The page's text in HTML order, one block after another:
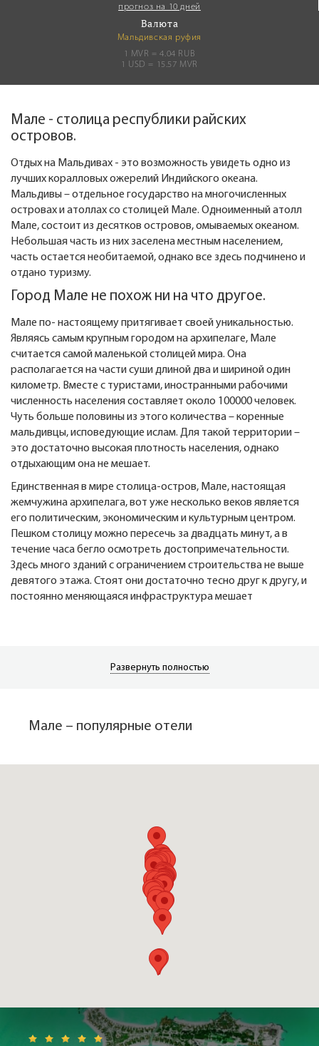
прогноз на 10 дней
Валюта
Мальдивская руфия
1 MVR = 4.04 RUB
1 USD = 15.57 MVR
Мале - столица республики райских
островов.
Отдых на Мальдивах - это возможность увидеть одно из
лучших коралловых ожерелий Индийского океана.
Мальдивы – отдельное государство на многочисленных
островах и атоллах со столицей Мале. Одноименный атолл
Мале, состоит из десятков островов, омываемых океаном.
Небольшая часть из них заселена местным населением,
часть остается необитаемой, однако все здесь подчинено и
отдано туризму.
Город Мале не похож ни на что другое.
Мале по- настоящему притягивает своей уникальностью.
Являясь самым крупным городом на архипелаге, Мале
считается самой маленькой столицей мира. Она
располагается на части суши длиной два и шириной один
километр. Вместе с туристами, иностранными рабочими
численность населения составляет около 100000 человек.
Чуть больше половины из этого количества – коренные
мальдивцы, исповедующие ислам. Для такой территории –
это достаточно высокая плотность населения, однако
отдыхающим она не мешает.
Единственная в мире столица-остров, Мале, настоящая
жемчужина архипелага, вот уже несколько веков является
его политическим, экономическим и культурным центром.
Пешком столицу можно пересечь за двадцать минут, а в
течение часа бегло осмотреть достопримечательности.
Здесь много зданий с ограничением строительства не выше
девятого этажа. Стоят они достаточно тесно друг к другу, и
постоянно меняющаяся инфраструктура мешает
несут немалые расходы на опресняющие установки. Но
Достопримечательности Мале.
Подъезжая к Мале с северной стороны океана, вы издалека
изящной, деревянной резьбой и арабской каллиграфией
вызывает у европейцев уважение к иной вере. Но с каким бы
уважением иностранцы не относились к исламу, им не
позволят взглянуть на орнаменты старейшей на Мале -
мечети Великой Пятницы. В этой святыни находятся
могилы национальных героев и членов правящих семей
островитян. Всего на Мале около 20 мечетей.
дворец Муле-Ааж
голову статуи Будды
с острова Тодду, доисламские
древние письмена.
Развернуть полностью
Мале – популярные отели